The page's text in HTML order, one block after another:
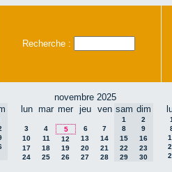
Recherche :
novembre 2025
lun mar mer jeu ven sam dim
1
2
3
4 5 6 7 8
9
10
11 12 13 14 15
16
17
18 19 20 21 22
23
24
25 26 27 28 29 30
1